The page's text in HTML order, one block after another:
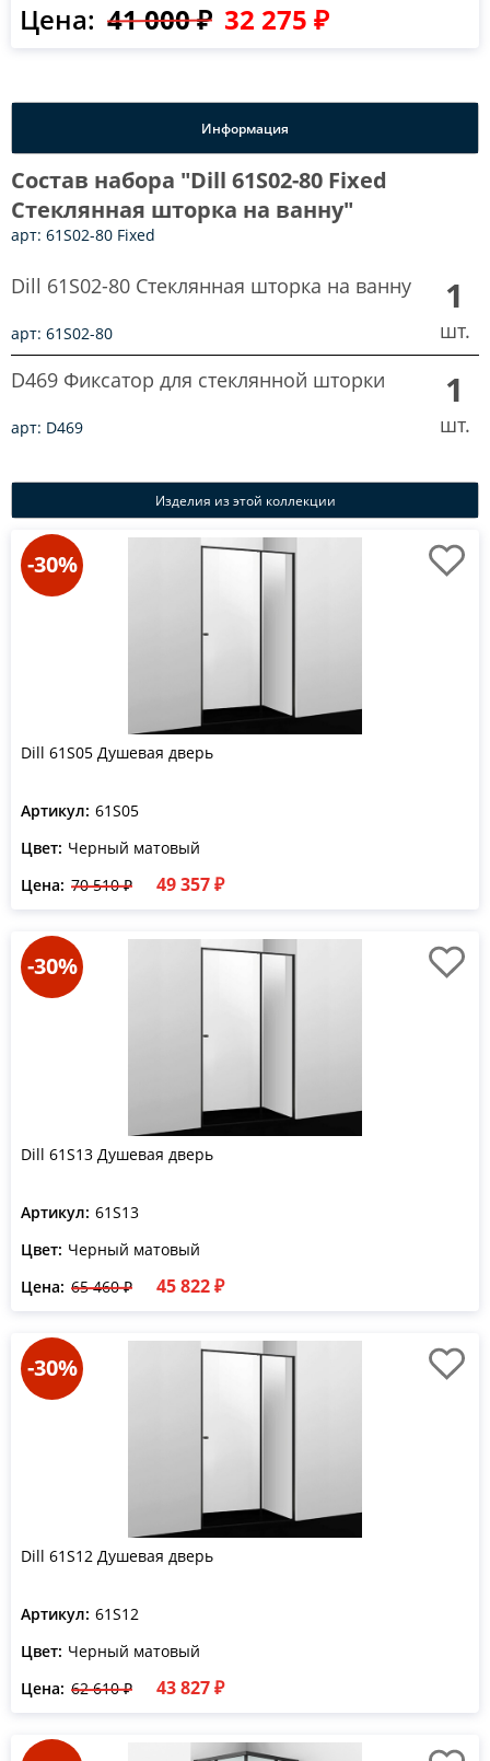
Цена: 41 000 ₽ 32 275 ₽
Информация
Состав набора "Dill 61S02-80 Fixed
Стеклянная шторка на ванну"
арт: 61S02-80 Fixed
Dill 61S02-80 Стеклянная шторка на ванну
арт: 61S02-80
1
шт.
D469 Фиксатор для стеклянной шторки
арт: D469
1
шт.
Изделия из этой коллекции
-30%
Dill 61S05 Душевая дверь
Артикул: 61S05
Цвет: Черный матовый
Цена: 70 510 ₽ 49 357 ₽
-30%
Dill 61S13 Душевая дверь
Артикул: 61S13
Цвет: Черный матовый
Цена: 65 460 ₽ 45 822 ₽
-30%
Dill 61S12 Душевая дверь
Артикул: 61S12
Цвет: Черный матовый
Цена: 62 610 ₽ 43 827 ₽